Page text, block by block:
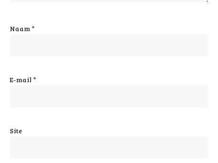
Naam *
E-mail *
Site